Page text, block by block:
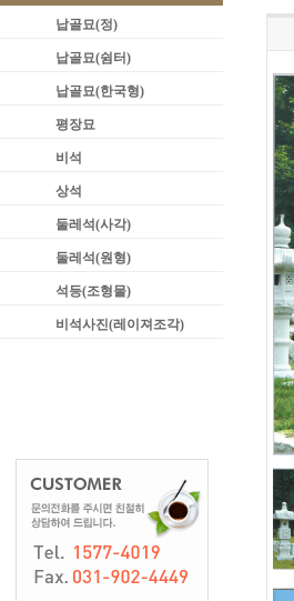
납골묘(정)
납골묘(쉼터)
납골묘(한국형)
평장묘
비석
상석
둘레석(사각)
둘레석(원형)
석등(조형물)
비석사진(레이져조각)